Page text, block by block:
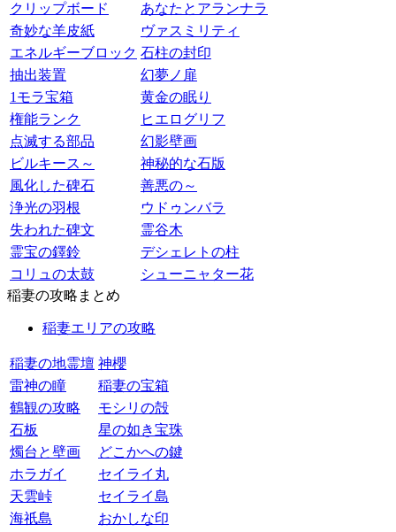
クリップボード
あなたとアランナラ
奇妙な羊皮紙
ヴァスミリティ
エネルギーブロック 石柱の封印
抽出装置
幻夢ノ扉
1モラ宝箱
黄金の眠り
権能ランク
ヒエログリフ
点滅する部品
幻影壁画
ビルキース～
神秘的な石版
風化した碑石
善悪の～
浄光の羽根
ウドゥンバラ
失われた碑文
霊谷木
霊宝の鐸鈴
デシェレトの柱
コリュの太鼓
シューニャター花
稲妻の攻略まとめ
稲妻エリアの攻略
稲妻の地霊壇 神櫻
雷神の瞳
稲妻の宝箱
鶴観の攻略
モシリの殻
石板
星の如き宝珠
燭台と壁画
どこかへの鍵
ホラガイ
セイライ丸
天雲峠
セイライ島
海祇島
おかしな印